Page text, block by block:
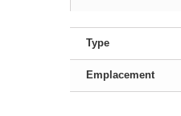
Type
Emplacement